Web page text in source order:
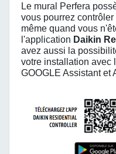
Le mural Perfera
vous pourrez
même quand vous
l'application Daikin
avez aussi la
votre installation avec
GOOGLE Assistant et